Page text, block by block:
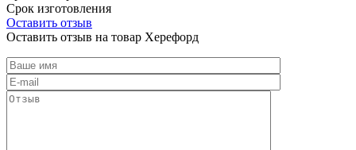
Срок изготовления
Оставить отзыв
Оставить отзыв на товар Херефорд